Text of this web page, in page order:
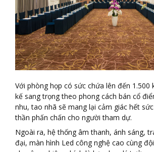
Với phòng họp có sức chứa lên đến 1.500
kế sang trọng theo phong cách bán cổ
nhu, tao nhã sẽ mang lại cảm giác hết
thần phấn chấn cho người tham dự.
Ngoài ra, hệ thống âm thanh, ánh sáng,
đại, màn hình Led công nghệ cao cùng